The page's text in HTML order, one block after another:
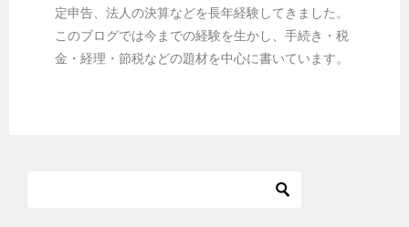
定申告、法人の決算などを長年経験してきました。
このブログでは今までの経験を生かし、手続き・税
金・経理・節税などの題材を中心に書いています。